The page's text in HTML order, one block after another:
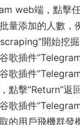
web端，點擊
量添加的人數，
開始挖
歌插件
歌插件
點擊”Return”返
歌插件
的用戶飛機群發